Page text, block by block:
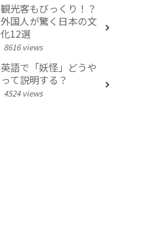
観光客もびっくり！？
外国人が驚く日本の文
化12選
8616 views
英語で「妖怪」どうや
って説明する？
4524 views